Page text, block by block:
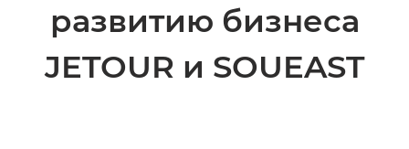
развитию бизнеса
JETOUR и SOUEAST